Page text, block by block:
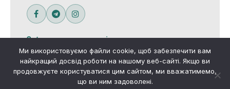
Зв’язатися з редакцією
Ми використовуємо файли cookie, щоб забезпечити вам
найкращий досвід роботи на нашому веб-сайті. Якщо ви
продовжуєте користуватися цим сайтом, ми вважатимемо,
що ви ним задоволені.